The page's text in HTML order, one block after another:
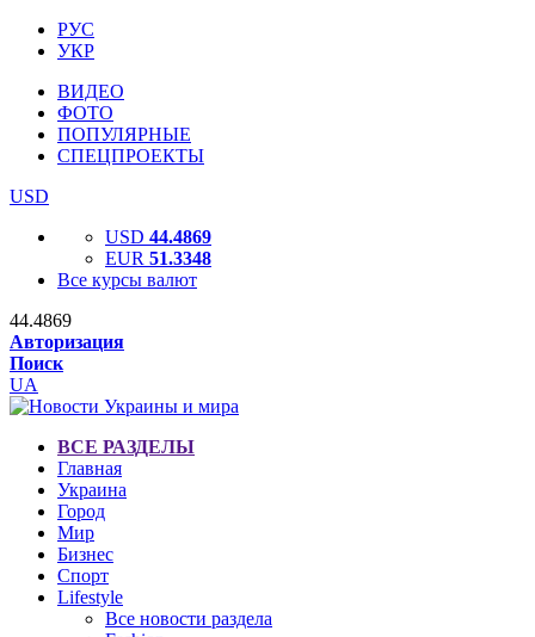
РУС
УКР
ВИДЕО
ФОТО
ПОПУЛЯРНЫЕ
СПЕЦПРОЕКТЫ
USD
USD 44.4869
EUR 51.3348
Все курсы валют
44.4869
Авторизация
Поиск
UA
ВСЕ РАЗДЕЛЫ
Главная
Украина
Город
Мир
Бизнес
Спорт
Lifestyle
Все новости раздела